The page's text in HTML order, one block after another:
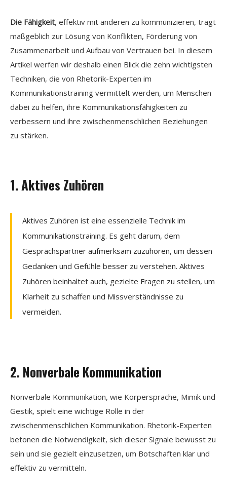
Die Fähigkeit, effektiv mit anderen zu kommunizieren, trägt
maßgeblich zur Lösung von Konflikten, Förderung von
Zusammenarbeit und Aufbau von Vertrauen bei. In diesem
Artikel werfen wir deshalb einen Blick die zehn wichtigsten
Techniken, die von Rhetorik-Experten im
Kommunikationstraining vermittelt werden, um Menschen
dabei zu helfen, ihre Kommunikationsfähigkeiten zu
verbessern und ihre zwischenmenschlichen Beziehungen
zu stärken.
1. Aktives Zuhören
Aktives Zuhören ist eine essenzielle Technik im
Kommunikationstraining. Es geht darum, dem
Gesprächspartner aufmerksam zuzuhören, um dessen
Gedanken und Gefühle besser zu verstehen. Aktives
Zuhören beinhaltet auch, gezielte Fragen zu stellen, um
Klarheit zu schaffen und Missverständnisse zu
vermeiden.
2. Nonverbale Kommunikation
Nonverbale Kommunikation, wie Körpersprache, Mimik und
Gestik, spielt eine wichtige Rolle in der
zwischenmenschlichen Kommunikation. Rhetorik-Experten
betonen die Notwendigkeit, sich dieser Signale bewusst zu
sein und sie gezielt einzusetzen, um Botschaften klar und
effektiv zu vermitteln.